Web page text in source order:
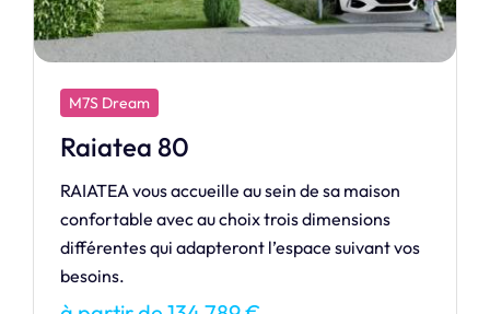
M7S Design
Cristal
Laissez la lumière envahir votre intérieur avec
CRISTAL, une maison où design et clarté se
rencontrent.
à partir de 352 518 €